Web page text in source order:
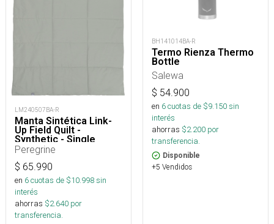
LM240507BA-R
Manta Sintética Link-
Up Field Quilt -
Synthetic - Single
Peregrine
$ 65.990
en 6cuotas de $10.998sin
interés
ahorras $2.640 por
transferencia.
BH141014BA-R
Termo Rienza Thermo
Bottle
Salewa
$ 54.900
en 6cuotas de $9.150sin
interés
ahorras $2.200 por
transferencia.
Disponible
+5 Vendidos